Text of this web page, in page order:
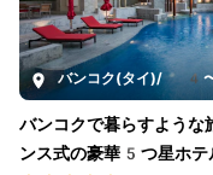
バンコク(タイ)/ 4〜
バンコクで暮らすような
ンス式の豪華5つ星ホテ